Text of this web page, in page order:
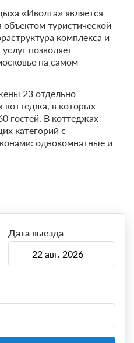
«Иволга» является
туристической
комплекса и
позволяет
на самом
23 отдельно
коттеджа, в которых
гостей. В коттеджах
категорий с
однокомнатные и
Дата выезда